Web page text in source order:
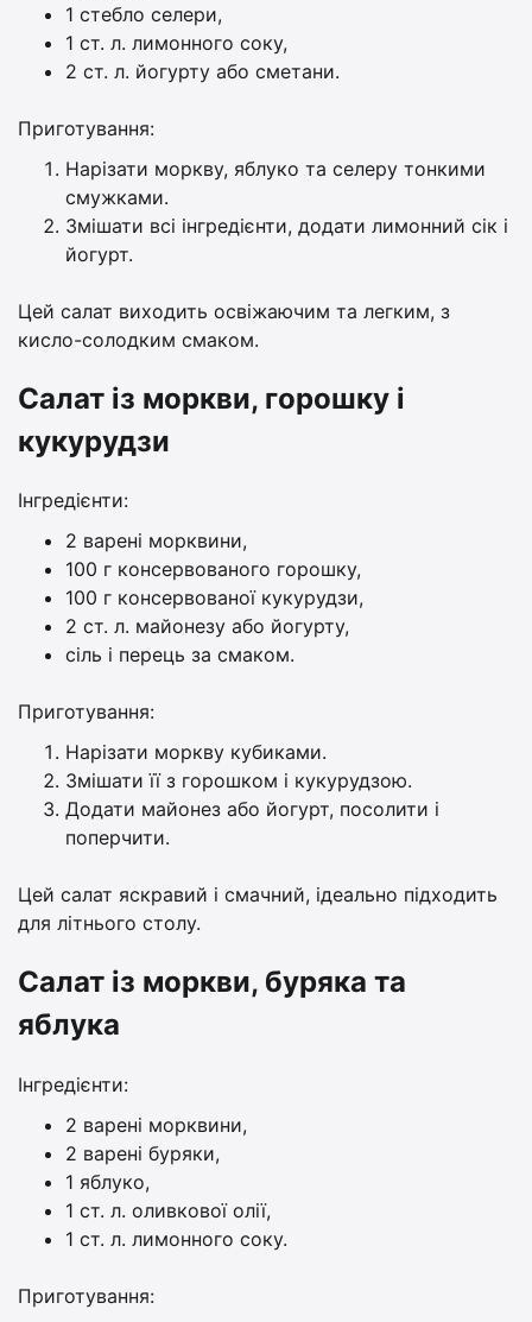
1 стебло селери,
1 ст. л. лимонного соку,
2 ст. л. йогурту або сметани.
Приготування:
Нарізати моркву, яблуко та селеру тонкими
смужками.
Змішати всі інгредієнти, додати лимонний сік і
йогурт.
Цей салат виходить освіжаючим та легким, з
кисло-солодким смаком.
Салат із моркви, горошку і
кукурудзи
Інгредієнти:
2 варені морквини,
100 г консервованого горошку,
100 г консервованої кукурудзи,
2 ст. л. майонезу або йогурту,
сіль і перець за смаком.
Приготування:
Нарізати моркву кубиками.
Змішати її з горошком і кукурудзою.
Додати майонез або йогурт, посолити і
поперчити.
Цей салат яскравий і смачний, ідеально підходить
для літнього столу.
Салат із моркви, буряка та
яблука
Інгредієнти:
2 варені морквини,
2 варені буряки,
1 яблуко,
1 ст. л. оливкової олії,
1 ст. л. лимонного соку.
Приготування: